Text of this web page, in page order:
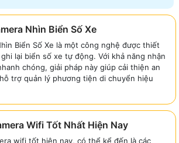
Nhìn Biển Số Xe
Biển Số Xe là một công nghệ được thiết
lại biển số xe tự động. Với khả năng nhận
chóng, giải pháp này giúp cải thiện an
trợ quản lý phương tiện di chuyển hiệu
Wifi Tốt Nhất Hiện Nay
wifi tốt hiện nay, có thể kể đến là các